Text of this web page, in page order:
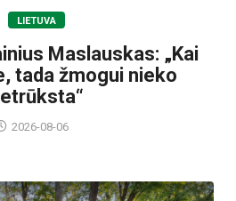
LIETUVA
Maslauskas: „Kai
tada žmogui nieko
2026-08-06